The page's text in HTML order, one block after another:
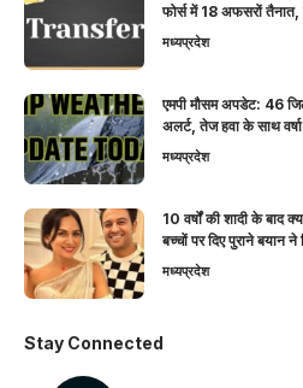
फोर्स में 18 अफसरों तैनात,
मध्यप्रदेश
एमपी मौसम अपडेट: 46
अलर्ट, तेज हवा के साथ वर्षा
मध्यप्रदेश
10 वर्षों की शादी के बाद
बच्चों पर दिए पुराने बयान
मध्यप्रदेश
Stay Connected